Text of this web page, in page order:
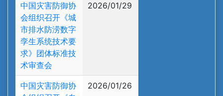
中国灾害防御协
会组织召开《城
市排水防涝数字
孪生系统技术要
求》团体标准技
术审查会
2026/01/29
中国灾害防御协
2026/01/26